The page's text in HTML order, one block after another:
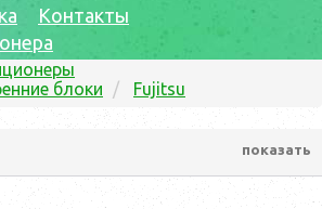
Контакты
блоки
Fujitsu
показать